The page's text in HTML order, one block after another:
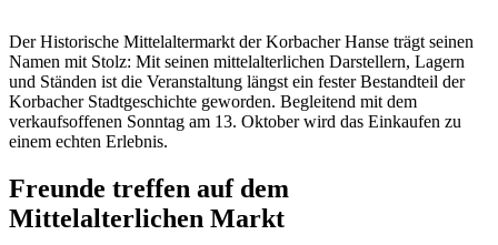
Der Historische Mittelaltermarkt der Korbacher Hanse trägt seinen
Namen mit Stolz: Mit seinen mittelalterlichen Darstellern, Lagern
und Ständen ist die Veranstaltung längst ein fester Bestandteil der
Korbacher Stadtgeschichte geworden. Begleitend mit dem
verkaufsoffenen Sonntag am 13. Oktober wird das Einkaufen zu
einem echten Erlebnis.
Freunde treffen auf dem
Mittelalterlichen Markt